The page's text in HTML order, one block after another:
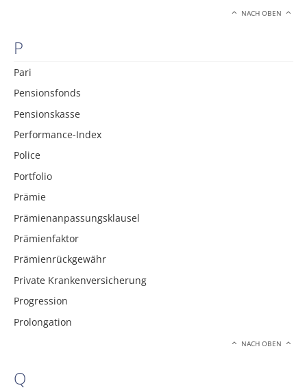
NACH OBEN
P
Pari
Pensionsfonds
Pensionskasse
Performance-Index
Police
Portfolio
Prämie
Prämienanpassungsklausel
Prämienfaktor
Prämienrückgewähr
Private Krankenversicherung
Progression
Prolongation
NACH OBEN
Q